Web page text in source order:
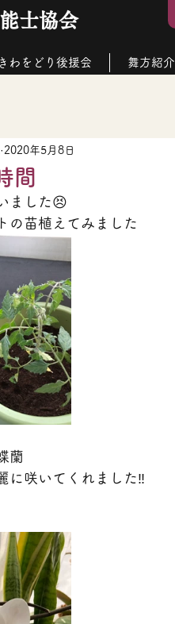
士協会
わをどり後援会 舞方紹介
間
2020年5月8日
ました😣
の苗植えてみました
蘭
に咲いてくれました‼️